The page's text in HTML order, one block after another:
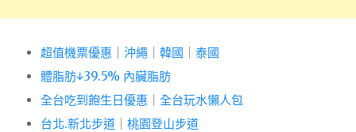
超值機票優惠 沖繩 韓國
泰國
體脂肪↓39.5% 內臟脂肪
全台吃到飽生日優惠
全台玩水懶人包
台北.新北步道
桃園登山步道